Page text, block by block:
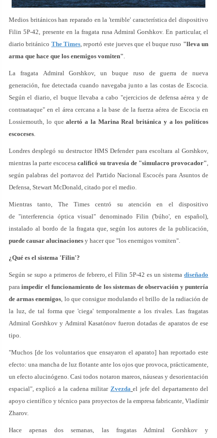
Medios británicos han reparado en la 'temible' característica del dispositivo
Filin 5P-42, presente en la fragata rusa Admiral Gorshkov. En particular, el
diario británico The Times, reportó este jueves que el buque ruso "lleva un
arma que hace que los enemigos vomiten".
La fragata Admiral Gorshkov, un buque ruso de guerra de nueva
generación, fue detectada cuando navegaba junto a las costas de Escocia.
Según el diario, el buque llevaba a cabo "ejercicios de defensa aérea y de
contraataque" en el área cercana a la base de la fuerza aérea de Escocia en
Lossiemouth, lo quealertó a la Marina Real británica y a los políticos
escoceses.
Londres desplegó su destructor HMS Defender para escoltara al Gorshkov,
mientras la parte escocesacalificó su travesía de "simulacro provocador",
según palabras del portavoz del Partido Nacional Escocés para Asuntos de
Defensa, Stewart McDonald, citado por el medio.
Mientras tanto, The Times centró su atención en el dispositivo
de "interferencia óptica visual" denominado Filin ('búho', en español),
instalado al bordo de la fragata que, según los autores de la publicación,
puede causar alucinaciones y hacer que "los enemigos vomiten".
¿Qué es el sistema 'Filin'?
Según se supo a primeros de febrero, el Filin 5P-42 es un sistema diseñado
paraimpedir el funcionamiento de los sistemas de observación y puntería
de armas enemigos, lo que consigue modulando el brillo de la radiación de
la luz, de tal forma que 'ciega' temporalmente a los rivales. Las fragatas
Admiral Gorshkov y Admiral Kasatónov fueron dotadas de aparatos de ese
tipo.
"Muchos [de los voluntarios que ensayaron el aparato] han reportado este
efecto: una mancha de luz flotante ante los ojos que provoca, prácticamente,
un efecto alucinógeno. Casi todos notaron mareos, náuseas y desorientación
espacial", explicó a la cadena militar Zvezda el jefe del departamento del
apoyo científico y técnico para proyectos de la empresa fabricante, Vladímir
Zharov.
Hace apenas dos semanas, las fragatas Admiral Gorshkov y